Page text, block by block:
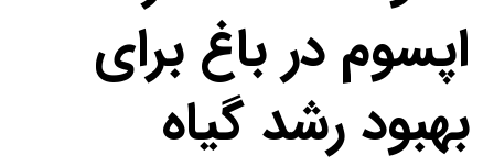
اپسوم در باغ برای
بهبود رشد گیاه